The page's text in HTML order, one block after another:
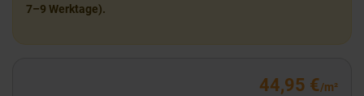
7–9 Werktage).
44,95 €/m²